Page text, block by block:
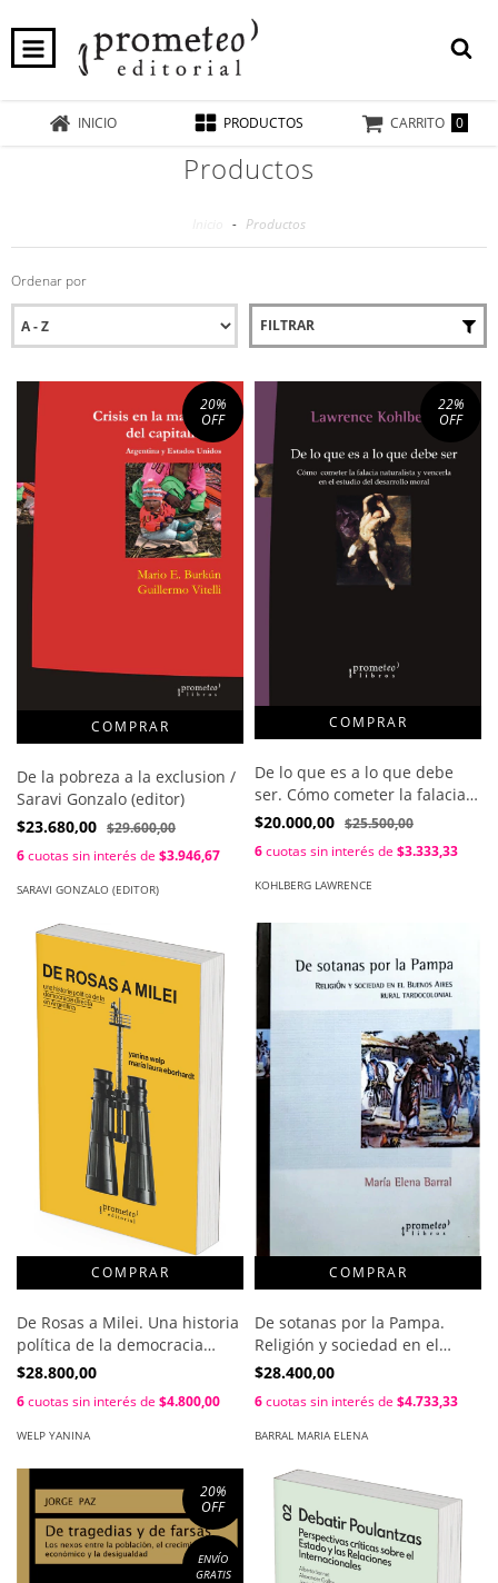
INICIO PRODUCTOS CARRITO 0
Productos
- Productos
Ordenar por
FILTRAR
20%
OFF
De la pobreza a la exclusion /
Saravi Gonzalo (editor)
$23.680,00 $29.600,00
6cuotas sin interés de $3.946,67
SARAVI GONZALO (EDITOR)
22%
OFF
De lo que es a lo que debe
ser. Cómo cometer la falacia
naturalista y vencerla en el
Lawrence Kohlberg
$20.000,00 $25.500,00
6cuotas sin interés de $3.333,33
KOHLBERG LAWRENCE
De Rosas a Milei. Una historia
política de la democracia
directa en Argentina / María
Welp
$28.800,00
6cuotas sin interés de $4.800,00
WELP YANINA
De sotanas por la Pampa.
Religión y sociedad en el
Buenos Aires rural
Elena
$28.400,00
6cuotas sin interés de $4.733,33
BARRAL MARIA ELENA
20%
OFF
ENVÍO
GRATIS